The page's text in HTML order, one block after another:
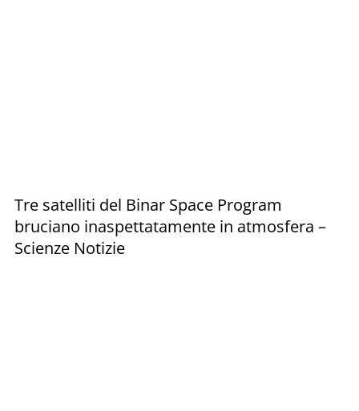
Tre satelliti del Binar Space Program
bruciano inaspettatamente in atmosfera –
Scienze Notizie